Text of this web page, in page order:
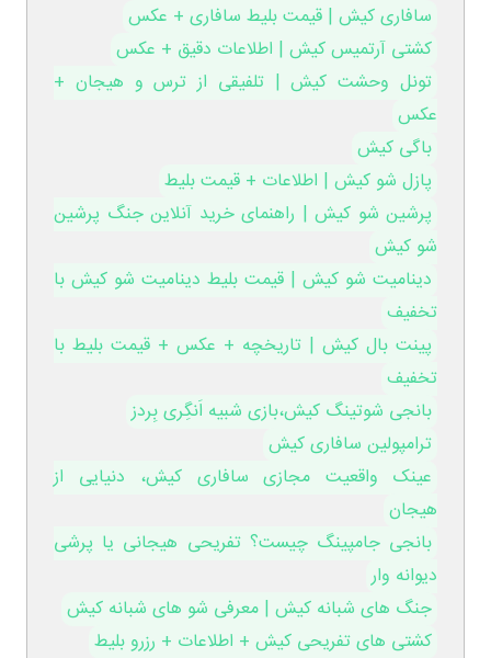
سافاری کیش | قیمت بلیط سافاری + عکس
کشتی آرتمیس کیش | اطلاعات دقیق + عکس
تونل وحشت کیش | تلفیقی از ترس و هیجان +
عکس
باگی کیش
پازل شو کیش | اطلاعات + قیمت بلیط
پرشین شو کیش | راهنمای خرید آنلاین جنگ پرشین
شو کیش
دینامیت شو کیش | قیمت بلیط دینامیت شو کیش با
تخفیف
پینت بال کیش | تاریخچه + عکس + قیمت بلیط با
تخفیف
بانجی شوتینگ کیش،بازی شبیه اَنگِری بِردز
ترامپولین سافاری کیش
عینک واقعیت مجازی سافاری کیش، دنیایی از
هیجان
بانجی جامپینگ چیست؟ تفریحی هیجانی یا پرشی
دیوانه وار
جنگ های شبانه کیش | معرفی شو های شبانه کیش
کشتی های تفریحی کیش + اطلاعات + رزرو بلیط